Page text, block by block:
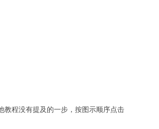
教程没有提及的一步，按图示顺序点击